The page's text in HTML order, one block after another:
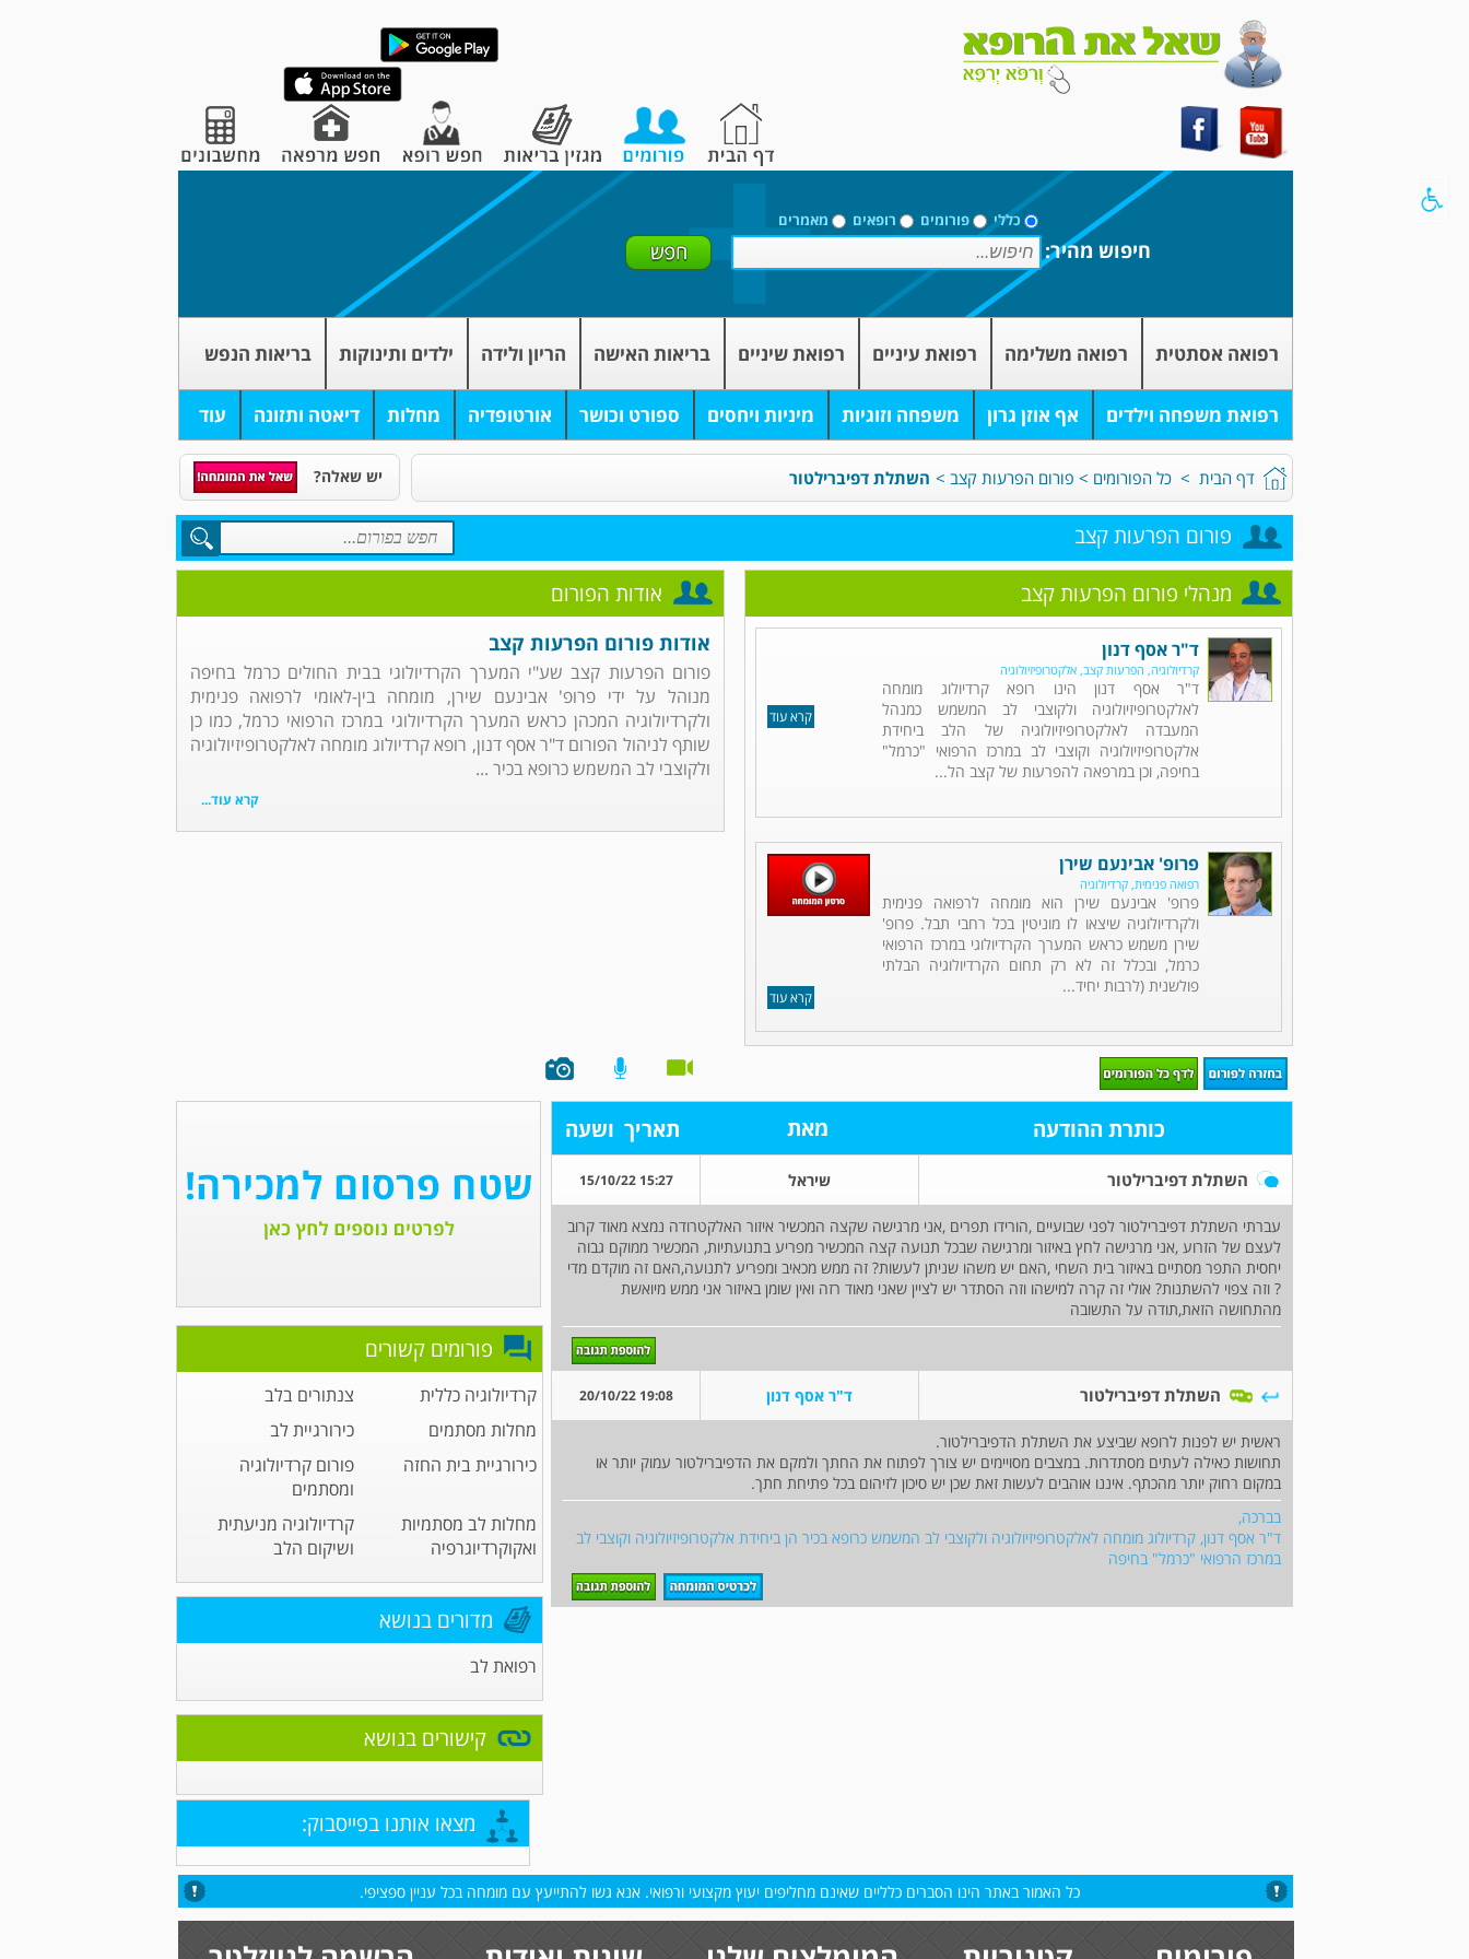
כללי פורומים רופאים מאמרים
חיפוש מהיר:
רפואה אסתטית רפואה משלימה רפואת עיניים רפואת שיניים בריאות האישה הריון ולידה ילדים ותינוקות בריאות הנפש
רפואת משפחה וילדים אף אוזן גרון משפחה וזוגיות מיניות ויחסים ספורט וכושר אורטופדיה מחלות דיאטה ותזונה עוד
דף הבית > כל הפורומים > פורום הפרעות קצב > השתלת דפיברילטור יש שאלה?
פורום הפרעות קצב
אודות הפורום
אודות פורום הפרעות קצב
פורום הפרעות קצב שע"י המערך הקרדיולוגי בבית החולים כרמל בחיפה
מנוהל על ידי פרופ' אבינעם שירן, מומחה בין-לאומי לרפואה פנימית
ולקרדיולוגיה המכהן כראש המערך הקרדיולוגי במרכז הרפואי כרמל, כמו כן
שותף לניהול הפורום ד"ר אסף דנון, רופא קרדיולוג מומחה לאלקטרופיזיולוגיה
ולקוצבי לב המשמש כרופא בכיר ...
קרא עוד...
מנהלי פורום הפרעות קצב
קרא עוד
ד"ר אסף דנון
קרדיולוגיה, הפרעות קצב, אלקטרופיזיולוגיה
ד"ר אסף דנון הינו רופא קרדיולוג מומחה
לאלקטרופיזיולוגיה ולקוצבי לב המשמש כמנהל
המעבדה לאלקטרופיזיולוגיה של הלב ביחידת
אלקטרופיזיולוגיה וקוצבי לב במרכז הרפואי "כרמל"
בחיפה, וכן במרפאה להפרעות של קצב הל...
קרא עוד
פרופ' אבינעם שירן
רפואה פנימית, קרדיולוגיה
פרופ' אבינעם שירן הוא מומחה לרפואה פנימית
ולקרדיולוגיה שיצאו לו מוניטין בכל רחבי תבל. פרופ'
שירן משמש כראש המערך הקרדיולוגי במרכז הרפואי
כרמל, ובכלל זה לא רק תחום הקרדיולוגיה הבלתי
פולשנית (לרבות יחיד...
כותרת ההודעה מאת תאריך ושעה
השתלת דפיברילטור שיראל 15:27 15/10/22
עברתי השתלת דפיברילטור לפני שבועיים ,הורידו תפרים ,אני מרגישה שקצה המכשיר איזור האלקטרודה נמצא מאוד קרוב
לעצם של הזרוע ,אני מרגישה לחץ באיזור ומרגישה שבכל תנועה קצה המכשיר מפריע בתנועתיות, המכשיר ממוקם גבוה
יחסית התפר מסתיים באיזור בית השחי ,האם יש משהו שניתן לעשות? זה ממש מכאיב ומפריע לתנועה,האם זה מוקדם מדי
? וזה צפוי להשתנות? אולי זה קרה למישהו וזה הסתדר יש לציין שאני מאוד רזה ואין שומן באיזור אני ממש מיואשת
מהתחושה הזאת,תודה על התשובה
השתלת דפיברילטור ד"ר אסף דנון 19:08 20/10/22
ראשית יש לפנות לרופא שביצע את השתלת הדפיברילטור.
תחושות כאילה לעתים מסתדרות. במצבים מסויימים יש צורך לפתוח את החתך ולמקם את הדפיברילטור עמוק יותר או
במקום רחוק יותר מהכתף. איננו אוהבים לעשות זאת שכן יש סיכון לזיהום בכל פתיחת חתך.
בברכה,
ד"ר אסף דנון, קרדיולוג מומחה לאלקטרופיזיולוגיה ולקוצבי לב המשמש כרופא בכיר הן ביחידת אלקטרופיזיולוגיה וקוצבי לב
במרכז הרפואי "כרמל" בחיפה
פורומים קשורים
קרדיולוגיה כללית
צנתורים בלב
מחלות מסתמים
כירורגיית לב
כירורגיית בית החזה
פורום קרדיולוגיה
ומסתמים
מחלות לב מסתמיות
ואקוקרדיוגרפיה
קרדיולוגיה מניעתית
ושיקום הלב
מדורים בנושא
רפואת לב
קישורים בנושא
מצאו אותנו בפייסבוק:
כל האמור באתר הינו הסברים כלליים שאינם מחליפים יעוץ מקצועי ורפואי. אנא גשו להתייעץ עם מומחה בכל עניין ספציפי.